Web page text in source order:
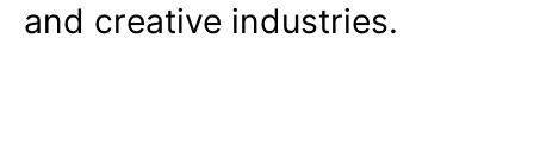
and creative industries.